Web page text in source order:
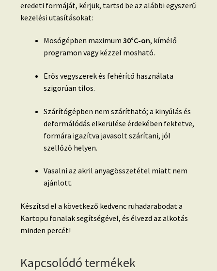
eredeti formáját, kérjük, tartsd be az alábbi egyszerű
kezelési utasításokat:
Mosógépben maximum 30°C-on, kímélő
programon vagy kézzel mosható.
Erős vegyszerek és fehérítő használata
szigorúan tilos.
Szárítógépben nem szárítható; a kinyúlás és
deformálódás elkerülése érdekében fektetve,
formára igazítva javasolt szárítani, jól
szellőző helyen.
Vasalni az akril anyagösszetétel miatt nem
ajánlott.
Készítsd el a következő kedvenc ruhadarabodat a
Kartopu fonalak segítségével, és élvezd az alkotás
minden percét!
Kapcsolódó termékek